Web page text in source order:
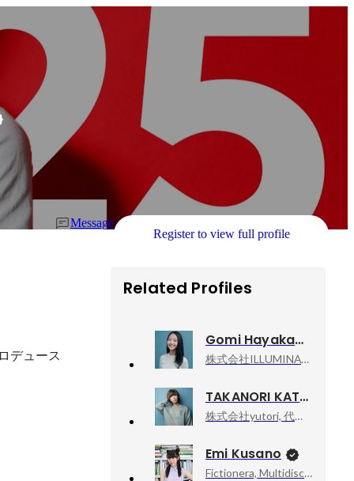
Message
Register to view full profile
デュース
Related Profiles
Gomi Hayakawa
株式会社ILLUMINATE, 代表取締役
TAKANORI KATAISHI
株式会社yutori, 代表取締役社長
Emi Kusano
Fictionera, Multidisciplinary Artist / CEO / Co-Founder